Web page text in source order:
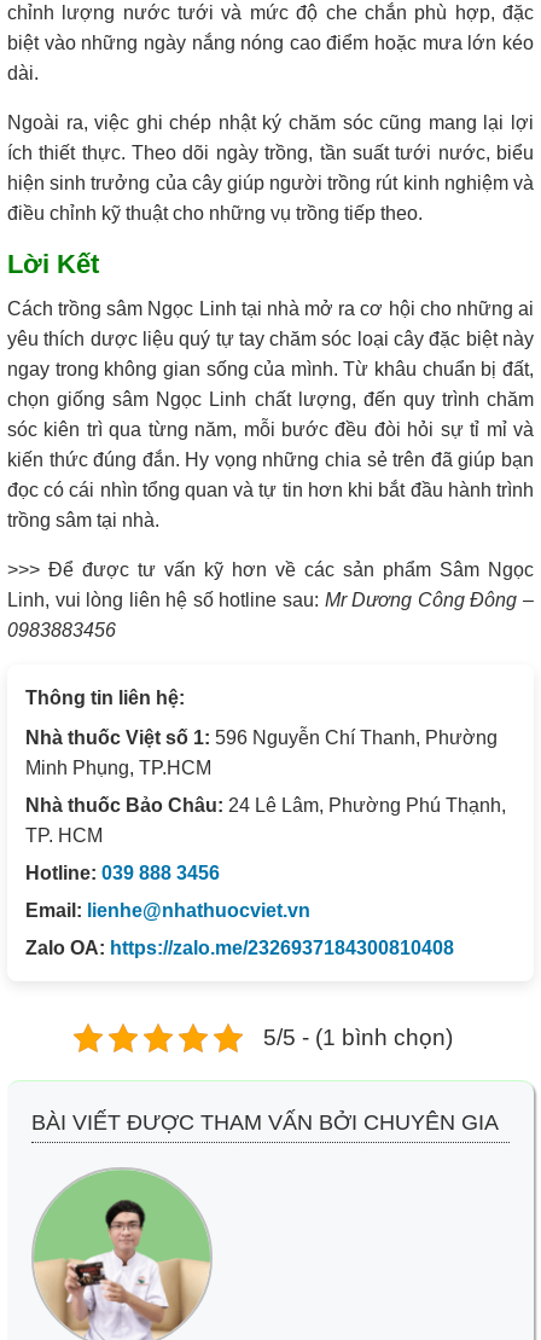
chỉnh lượng nước tưới và mức độ che chắn phù hợp, đặc
biệt vào những ngày nắng nóng cao điểm hoặc mưa lớn kéo
dài.
Ngoài ra, việc ghi chép nhật ký chăm sóc cũng mang lại lợi
ích thiết thực. Theo dõi ngày trồng, tần suất tưới nước, biểu
hiện sinh trưởng của cây giúp người trồng rút kinh nghiệm và
điều chỉnh kỹ thuật cho những vụ trồng tiếp theo.
Lời Kết
Cách trồng sâm Ngọc Linh tại nhà mở ra cơ hội cho những ai
yêu thích dược liệu quý tự tay chăm sóc loại cây đặc biệt này
ngay trong không gian sống của mình. Từ khâu chuẩn bị đất,
chọn giống sâm Ngọc Linh chất lượng, đến quy trình chăm
sóc kiên trì qua từng năm, mỗi bước đều đòi hỏi sự tỉ mỉ và
kiến thức đúng đắn. Hy vọng những chia sẻ trên đã giúp bạn
đọc có cái nhìn tổng quan và tự tin hơn khi bắt đầu hành trình
trồng sâm tại nhà.
>>> Để được tư vấn kỹ hơn về các sản phẩm Sâm Ngọc
Linh, vui lòng liên hệ số hotline sau: Mr Dương Công Đông –
0983883456
Thông tin liên hệ:
Nhà thuốc Việt số 1: 596 Nguyễn Chí Thanh, Phường
Minh Phụng, TP.HCM
Nhà thuốc Bảo Châu: 24 Lê Lâm, Phường Phú Thạnh,
TP. HCM
Hotline: 039 888 3456
Email: lienhe@nhathuocviet.vn
Zalo OA: https://zalo.me/2326937184300810408
5/5 - (1 bình chọn)
BÀI VIẾT ĐƯỢC THAM VẤN BỞI CHUYÊN GIA